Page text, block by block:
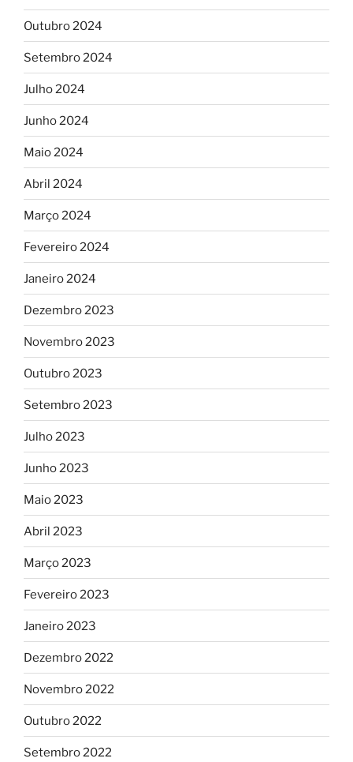
Outubro 2024
Setembro 2024
Julho 2024
Junho 2024
Maio 2024
Abril 2024
Março 2024
Fevereiro 2024
Janeiro 2024
Dezembro 2023
Novembro 2023
Outubro 2023
Setembro 2023
Julho 2023
Junho 2023
Maio 2023
Abril 2023
Março 2023
Fevereiro 2023
Janeiro 2023
Dezembro 2022
Novembro 2022
Outubro 2022
Setembro 2022